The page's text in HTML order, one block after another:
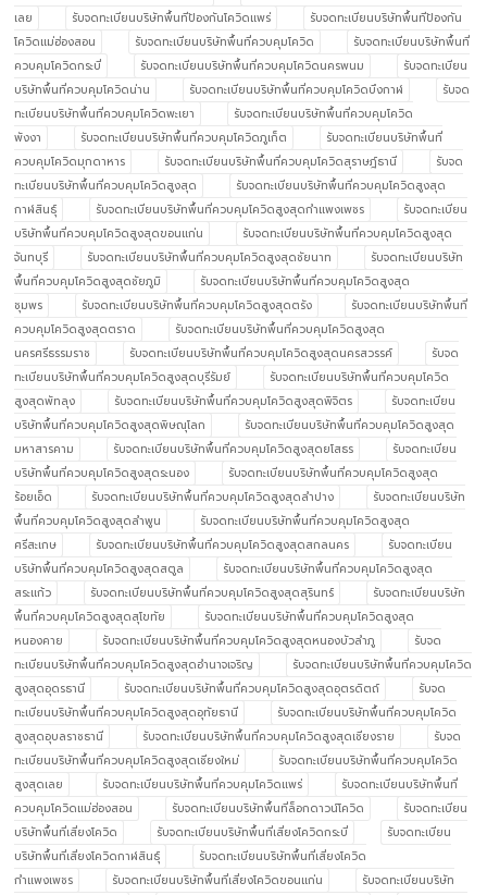
เลย
รับจดทะเบียนบริษัทพื้นทีป้องกันโควิดแพร่
รับจดทะเบียนบริษัทพื้นทีป้องกัน
โควิดแม่ฮ่องสอน
รับจดทะเบียนบริษัทพื้นที่ควบคุมโควิด
รับจดทะเบียนบริษัทพื้นที่
ควบคุมโควิดกระบี่
รับจดทะเบียนบริษัทพื้นที่ควบคุมโควิดนครพนม
รับจดทะเบียน
บริษัทพื้นที่ควบคุมโควิดน่าน
รับจดทะเบียนบริษัทพื้นที่ควบคุมโควิดบึงกาฬ
รับจด
ทะเบียนบริษัทพื้นที่ควบคุมโควิดพะเยา
รับจดทะเบียนบริษัทพื้นที่ควบคุมโควิด
พังงา
รับจดทะเบียนบริษัทพื้นที่ควบคุมโควิดภูเก็ต
รับจดทะเบียนบริษัทพื้นที่
ควบคุมโควิดมุกดาหาร
รับจดทะเบียนบริษัทพื้นที่ควบคุมโควิดสุราษฎ์ธานี
รับจด
ทะเบียนบริษัทพื้นที่ควบคุมโควิดสูงสุด
รับจดทะเบียนบริษัทพื้นที่ควบคุมโควิดสูงสุด
กาฬสินธุ์
รับจดทะเบียนบริษัทพื้นที่ควบคุมโควิดสูงสุดกำแพงเพชร
รับจดทะเบียน
บริษัทพื้นที่ควบคุมโควิดสูงสุดขอนแก่น
รับจดทะเบียนบริษัทพื้นที่ควบคุมโควิดสูงสุด
จันทบุรี
รับจดทะเบียนบริษัทพื้นที่ควบคุมโควิดสูงสุดชัยนาท
รับจดทะเบียนบริษัท
พื้นที่ควบคุมโควิดสูงสุดชัยภูมิ
รับจดทะเบียนบริษัทพื้นที่ควบคุมโควิดสูงสุด
ชุมพร
รับจดทะเบียนบริษัทพื้นที่ควบคุมโควิดสูงสุดตรัง
รับจดทะเบียนบริษัทพื้นที่
ควบคุมโควิดสูงสุดตราด
รับจดทะเบียนบริษัทพื้นที่ควบคุมโควิดสูงสุด
นครศรีธรรมราช
รับจดทะเบียนบริษัทพื้นที่ควบคุมโควิดสูงสุดนครสวรรค์
รับจด
ทะเบียนบริษัทพื้นที่ควบคุมโควิดสูงสุดบุรีรัมย์
รับจดทะเบียนบริษัทพื้นที่ควบคุมโควิด
สูงสุดพัทลุง
รับจดทะเบียนบริษัทพื้นที่ควบคุมโควิดสูงสุดพิจิตร
รับจดทะเบียน
บริษัทพื้นที่ควบคุมโควิดสูงสุดพิษณุโลก
รับจดทะเบียนบริษัทพื้นที่ควบคุมโควิดสูงสุด
มหาสารคาม
รับจดทะเบียนบริษัทพื้นที่ควบคุมโควิดสูงสุดยโสธร
รับจดทะเบียน
บริษัทพื้นที่ควบคุมโควิดสูงสุดระนอง
รับจดทะเบียนบริษัทพื้นที่ควบคุมโควิดสูงสุด
ร้อยเอ็ด
รับจดทะเบียนบริษัทพื้นที่ควบคุมโควิดสูงสุดลำปาง
รับจดทะเบียนบริษัท
พื้นที่ควบคุมโควิดสูงสุดลำพูน
รับจดทะเบียนบริษัทพื้นที่ควบคุมโควิดสูงสุด
ศรีสะเกษ
รับจดทะเบียนบริษัทพื้นที่ควบคุมโควิดสูงสุดสกลนคร
รับจดทะเบียน
บริษัทพื้นที่ควบคุมโควิดสูงสุดสตูล
รับจดทะเบียนบริษัทพื้นที่ควบคุมโควิดสูงสุด
สระแก้ว
รับจดทะเบียนบริษัทพื้นที่ควบคุมโควิดสูงสุดสุรินทร์
รับจดทะเบียนบริษัท
พื้นที่ควบคุมโควิดสูงสุดสุโขทัย
รับจดทะเบียนบริษัทพื้นที่ควบคุมโควิดสูงสุด
หนองคาย
รับจดทะเบียนบริษัทพื้นที่ควบคุมโควิดสูงสุดหนองบัวลำภู
รับจด
ทะเบียนบริษัทพื้นที่ควบคุมโควิดสูงสุดอำนาจเจริญ
รับจดทะเบียนบริษัทพื้นที่ควบคุมโควิด
สูงสุดอุดรธานี
รับจดทะเบียนบริษัทพื้นที่ควบคุมโควิดสูงสุดอุตรดิตถ์
รับจด
ทะเบียนบริษัทพื้นที่ควบคุมโควิดสูงสุดอุทัยธานี
รับจดทะเบียนบริษัทพื้นที่ควบคุมโควิด
สูงสุดอุบลราชธานี
รับจดทะเบียนบริษัทพื้นที่ควบคุมโควิดสูงสุดเชียงราย
รับจด
ทะเบียนบริษัทพื้นที่ควบคุมโควิดสูงสุดเชียงใหม่
รับจดทะเบียนบริษัทพื้นที่ควบคุมโควิด
สูงสุดเลย
รับจดทะเบียนบริษัทพื้นที่ควบคุมโควิดแพร่
รับจดทะเบียนบริษัทพื้นที่
ควบคุมโควิดแม่ฮ่องสอน
รับจดทะเบียนบริษัทพื้นที่ล็อกดาวน์โควิด
รับจดทะเบียน
บริษัทพื้นที่เสี่ยงโควิด
รับจดทะเบียนบริษัทพื้นที่เสี่ยงโควิดกระบี่
รับจดทะเบียน
บริษัทพื้นที่เสี่ยงโควิดกาฬสินธุ์
รับจดทะเบียนบริษัทพื้นที่เสี่ยงโควิด
กำแพงเพชร
รับจดทะเบียนบริษัทพื้นที่เสี่ยงโควิดขอนแก่น
รับจดทะเบียนบริษัท